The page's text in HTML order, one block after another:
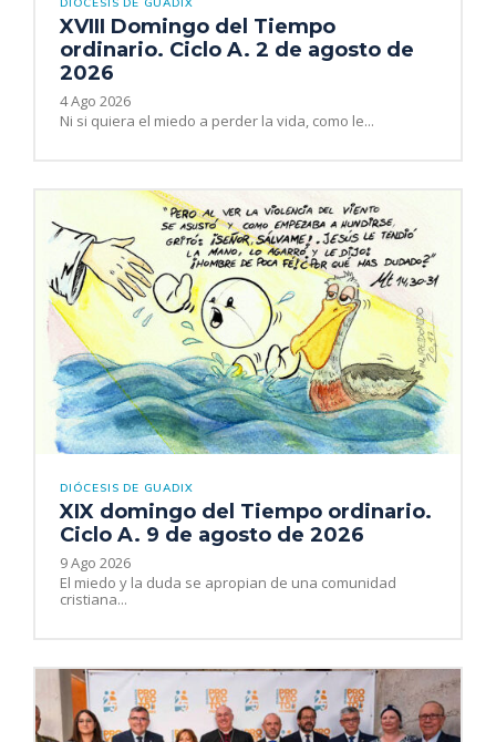
DIÓCESIS DE GUADIX
XVIII Domingo del Tiempo
ordinario. Ciclo A. 2 de agosto de
2026
4 Ago 2026
Ni si quiera el miedo a perder la vida, como le...
DIÓCESIS DE GUADIX
XIX domingo del Tiempo ordinario.
Ciclo A. 9 de agosto de 2026
9 Ago 2026
El miedo y la duda se apropian de una comunidad
cristiana...